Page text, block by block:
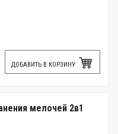
ДОБАВИТЬ В КОРЗИНУ
мелочей 2в1